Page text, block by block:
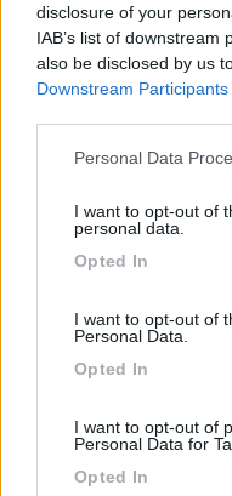
disclosure of your
IAB’s list of
also be disclosed by us
Downstream Participants
Please note that this
not limited to your visit
grant or deny consent
use your data for below
Personal Data
I want to opt-out of
personal data.
Opted In
I want to opt-out of
Personal Data.
Opted In
I want to opt-out of
Personal Data for
Opted In
sconfortante,
(stretta tra la
davanti alla riva del
scogli, per cui il
pozzanghera
spiaggia diventa
dal vicino canneto.
allontanano e si
Accessibilità
Pulizia
Punto ristoro
Dirondello